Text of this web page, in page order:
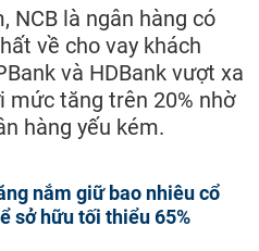
NCB là ngân hàng có
về cho vay khách
và HDBank vượt xa
mức tăng trên 20% nhờ
hàng yếu kém.
nắm giữ bao nhiêu cổ
sở hữu tối thiểu 65%